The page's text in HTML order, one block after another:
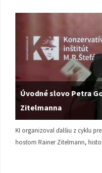
Úvodné slovo Petra
Zitelmanna
KI organizoval ďalšiu z cyklu
hosťom Rainer Zitelmann,